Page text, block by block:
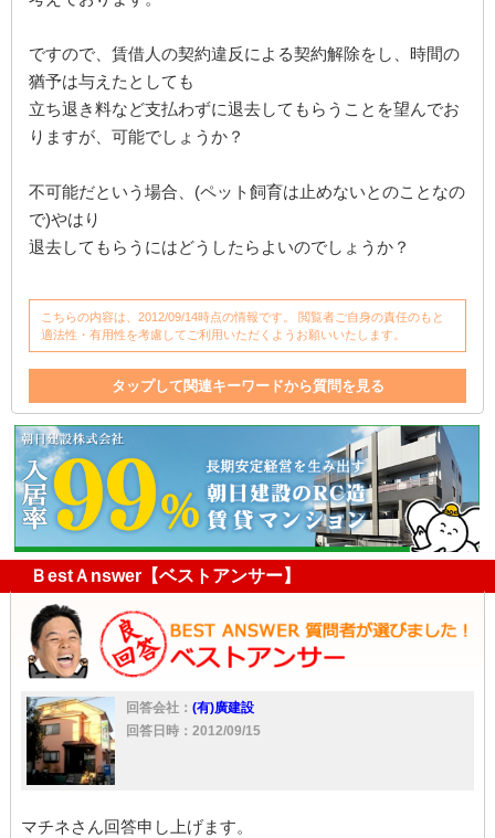
ですので、賃借人の契約違反による契約解除をし、時間の
猶予は与えたとしても
立ち退き料など支払わずに退去してもらうことを望んでお
りますが、可能でしょうか？
不可能だという場合、(ペット飼育は止めないとのことなの
で)やはり
退去してもらうにはどうしたらよいのでしょうか？
こちらの内容は、2012/09/14時点の情報です。 閲覧者ご自身の責任のもと
適法性・有用性を考慮してご利用いただくようお願いいたします。
タップして関連キーワードから質問を見る
貸室 相続 不動産会社 退去 契約解除
契約書
クレーム
立ち退き料
アパート
直接
売買 ペット 立ち退き 賃借人
支払い
入居
オーナー ペット飼育 ペット不可
契約違反
口約束
違反 誓約書
ＢestＡnswer【ベストアンサー】
回答会社： (有)廣建設
回答日時：2012/09/15
マチネさん回答申し上げます。